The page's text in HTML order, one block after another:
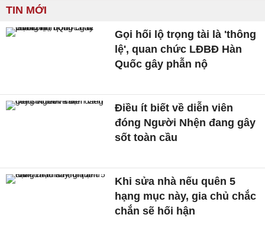
TIN MỚI
Gọi hối lộ trọng tài là 'thông
lệ', quan chức LĐBĐ Hàn
Quốc gây phẫn nộ
Điều ít biết về diễn viên
đóng Người Nhện đang gây
sốt toàn cầu
Khi sửa nhà nếu quên 5
hạng mục này, gia chủ chắc
chắn sẽ hối hận